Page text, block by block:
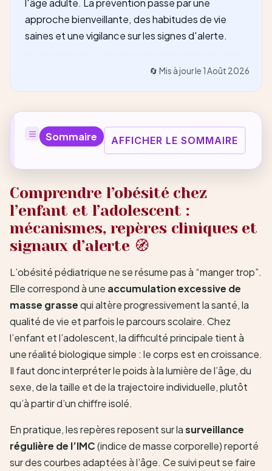
l'âge adulte. La prévention passe par une
approche bienveillante, des habitudes de vie
saines et une vigilance sur les signes d'alerte.
🔄 Mis à jour le 1 Août 2026
Sommaire AFFICHER LE SOMMAIRE
Comprendre l’obésité chez
l’enfant et l’adolescent :
mécanismes, repères cliniques et
signaux d’alerte 🧭
L’obésité pédiatrique ne se résume pas à “manger trop”.
Elle correspond à une accumulation excessive de
masse grassequi altère progressivement la santé, la
qualité de vie et parfois le parcours scolaire. Chez
l’enfant et l’adolescent, la difficulté principale tient à
une réalité biologique simple : le corps est en croissance.
Il faut donc interpréter le poids à la lumière de l’âge, du
sexe, de la taille et de la trajectoire individuelle, plutôt
qu’à partir d’un chiffre isolé.
En pratique, les repères reposent sur lasurveillance
régulière de l’IMC(indice de masse corporelle) reporté
sur des courbes adaptées à l’âge. Ce suivi peut se faire